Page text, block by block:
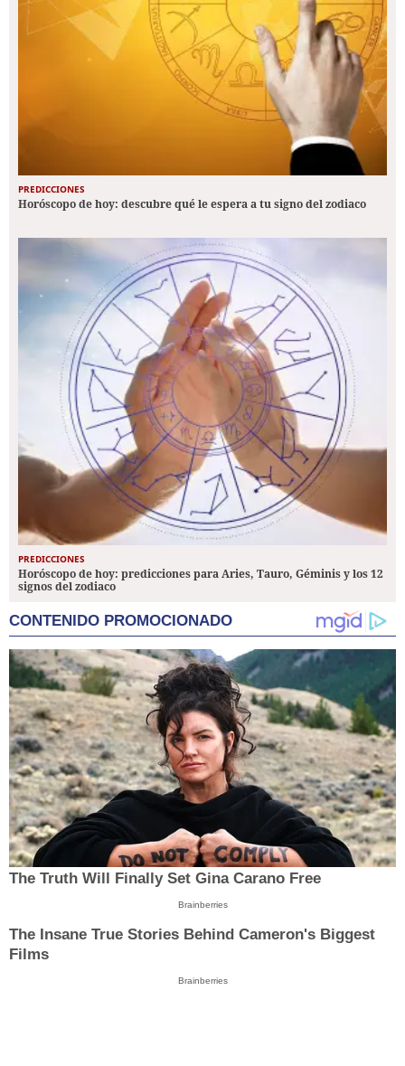
PREDICCIONES
Horóscopo de hoy: descubre qué le espera a tu signo del zodiaco
PREDICCIONES
Horóscopo de hoy: predicciones para Aries, Tauro, Géminis y los 12
signos del zodiaco
CONTENIDO PROMOCIONADO
The Truth Will Finally Set Gina Carano Free
Brainberries
The Insane True Stories Behind Cameron's Biggest
Films
Brainberries